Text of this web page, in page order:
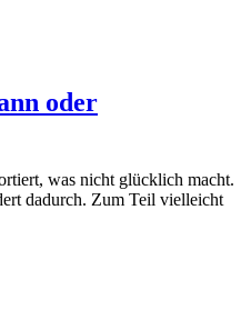
oder
was nicht glücklich macht.
dadurch. Zum Teil vielleicht